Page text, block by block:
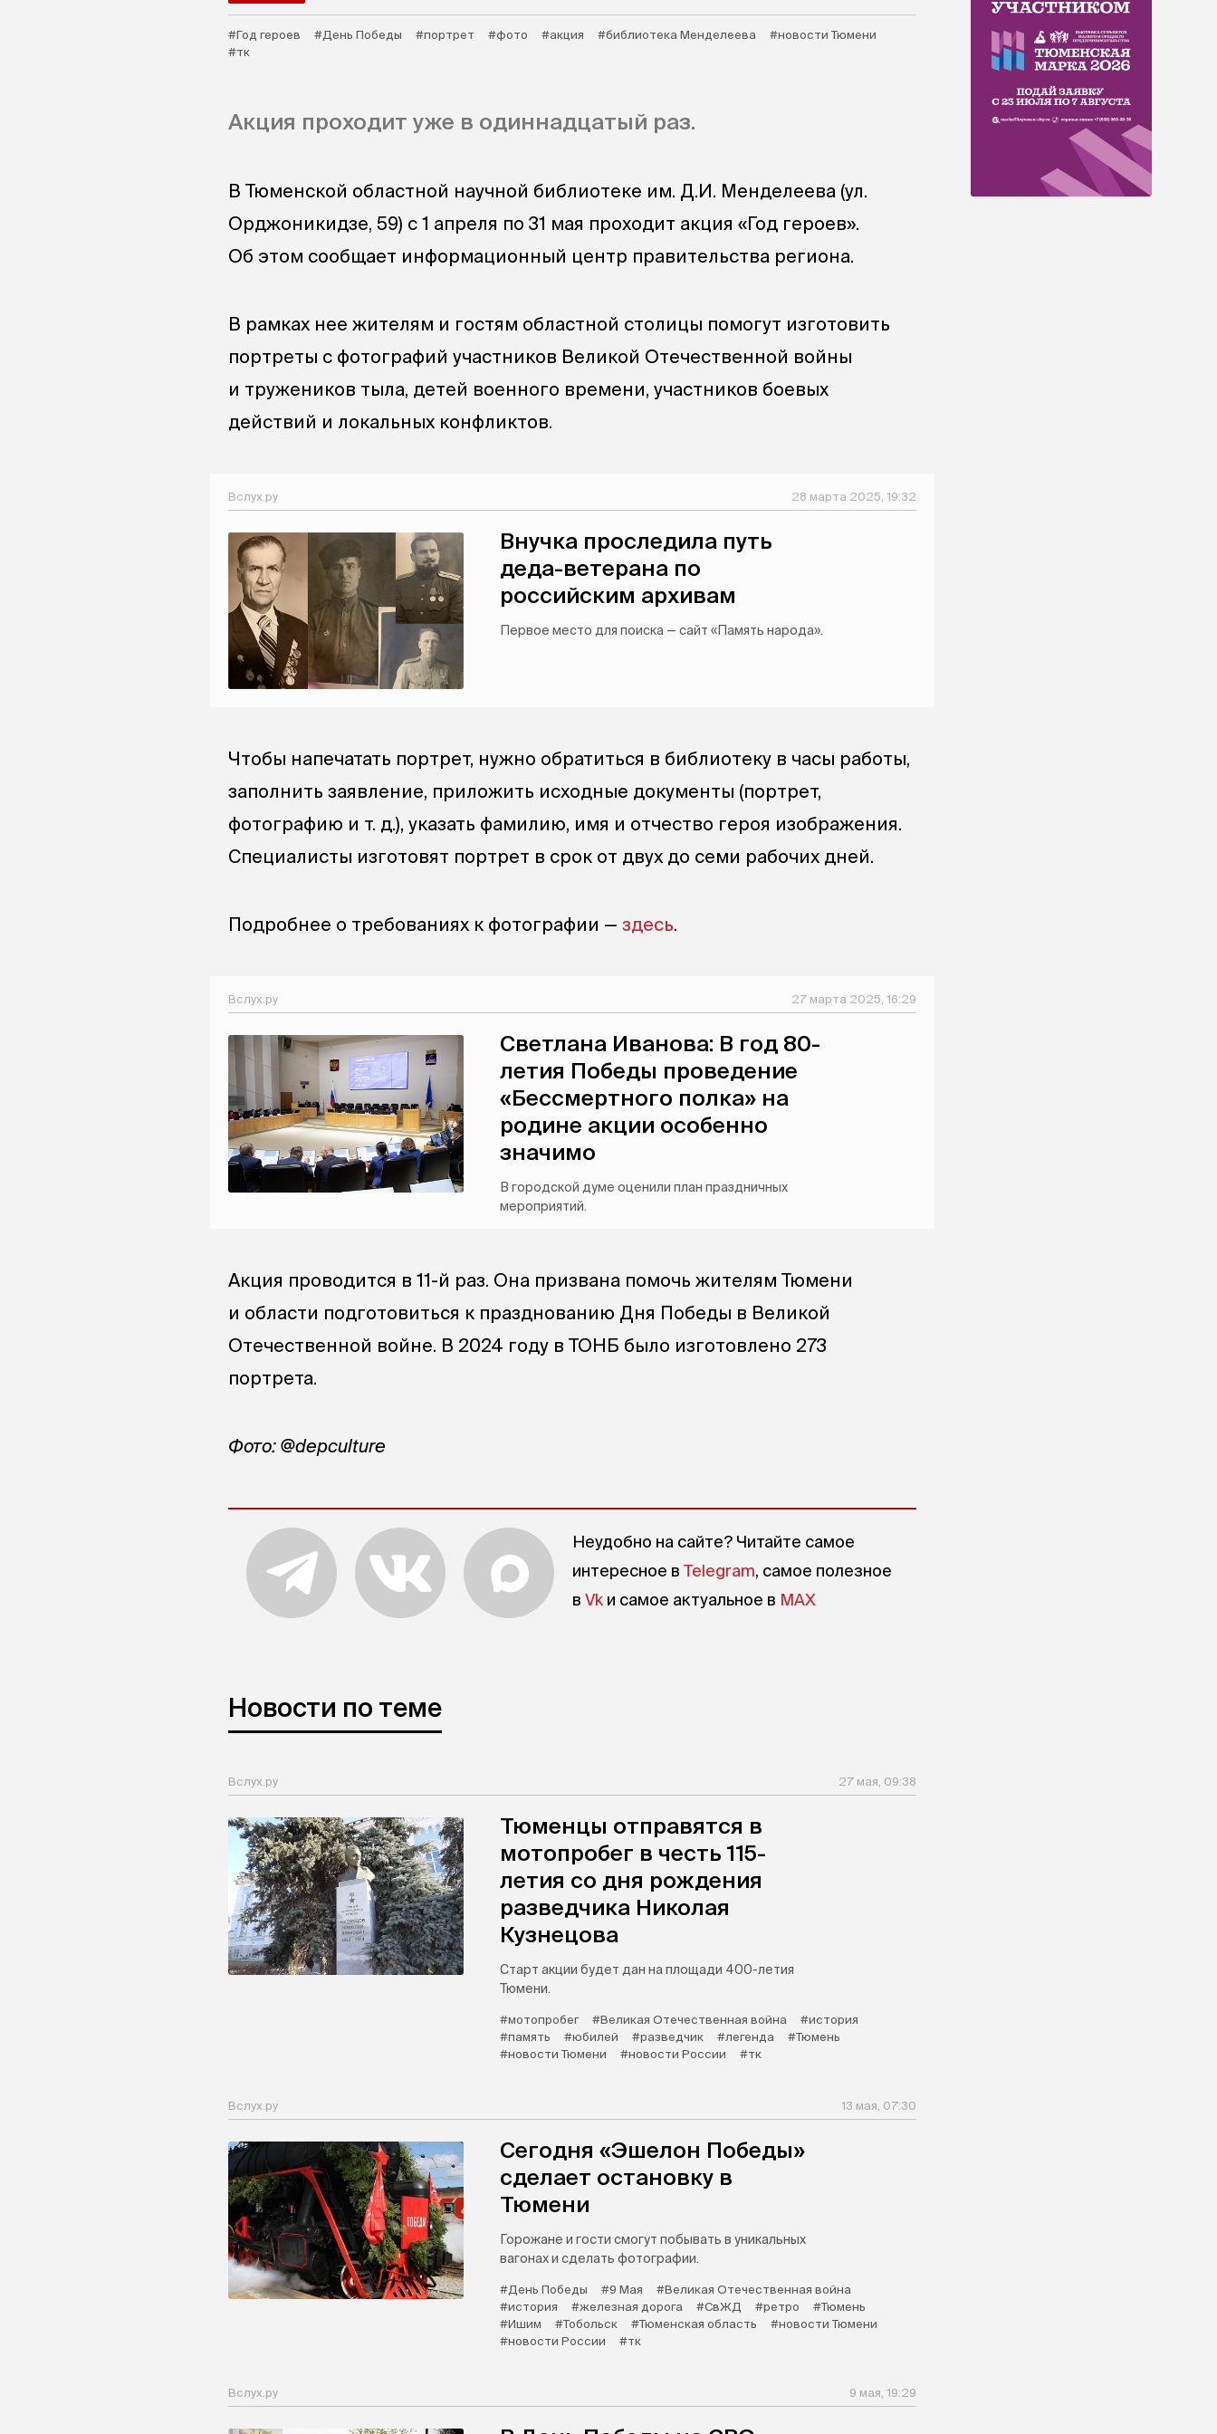
#Год героев #День Победы #портрет #фото #акция #библиотека Менделеева
#новости Тюмени
#тк
Акция проходит уже в одиннадцатый раз.
В Тюменской областной научной библиотеке им. Д.И. Менделеева (ул.
Орджоникидзе, 59) с 1 апреля по 31 мая проходит акция «Год героев».
Об этом сообщает информационный центр правительства региона.
В рамках нее жителям и гостям областной столицы помогут изготовить
портреты с фотографий участников Великой Отечественной войны
и тружеников тыла, детей военного времени, участников боевых
действий и локальных конфликтов.
Вслух.ру 28 марта 2025, 19:32
Внучка проследила путь
деда-ветерана по
российским архивам
Первое место для поиска — сайт «Память народа».
Чтобы напечатать портрет, нужно обратиться в библиотеку в часы работы,
заполнить заявление, приложить исходные документы (портрет,
фотографию и т. д.), указать фамилию, имя и отчество героя изображения.
Специалисты изготовят портрет в срок от двух до семи рабочих дней.
Подробнее о требованиях к фотографии — здесь.
Вслух.ру 27 марта 2025, 16:29
Светлана Иванова: В год 80-
летия Победы проведение
«Бессмертного полка» на
родине акции особенно
значимо
В городской думе оценили план праздничных
мероприятий.
Акция проводится в 11-й раз. Она призвана помочь жителям Тюмени
и области подготовиться к празднованию Дня Победы в Великой
Отечественной войне. В 2024 году в ТОНБ было изготовлено 273
портрета.
Фото: @depculture
Неудобно на сайте? Читайте самое
интересное в Telegram, самое полезное
в Vk и самое актуальное в MAX
Новости по теме
Вслух.ру 27 мая, 09:38
Тюменцы отправятся в
мотопробег в честь 115-
летия со дня рождения
разведчика Николая
Кузнецова
Старт акции будет дан на площади 400-летия
Тюмени.
#мотопробег #Великая Отечественная война
#история
#память
#юбилей #разведчик #легенда
#Тюмень
#новости Тюмени
#новости России #тк
Вслух.ру 13 мая, 07:30
Сегодня «Эшелон Победы»
сделает остановку в
Тюмени
Горожане и гости смогут побывать в уникальных
вагонах и сделать фотографии.
#День Победы #9 Мая
#Великая Отечественная война
#история
#железная дорога #СвЖД #ретро
#Тюмень
#Ишим
#Тобольск #Тюменская область
#новости Тюмени
#новости России
#тк
Вслух.ру 9 мая, 19:29